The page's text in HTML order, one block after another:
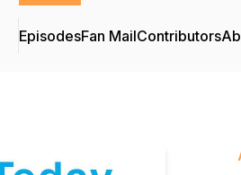
EpisodesFan MailContributors